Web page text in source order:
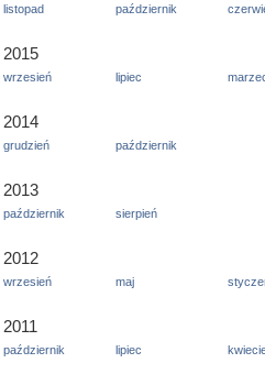
listopad październik
2015
wrzesień lipiec
2014
grudzień październik
2013
październik sierpień
2012
wrzesień maj
2011
październik lipiec